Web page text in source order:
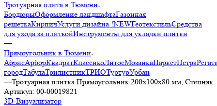
Тротуарная плита в Тюмени
БордюрыОформление ландшафтаГазонная
решеткаКирпичУслуги дизайна !NEWГеотекстильСредства
для ухода за плиткойИнструменты для укладки плитки
—
Прямоугольник в Тюмени
АбрисАрборКвадратКлассикоЛитосМозаикаПаркетПетра
городТабулаТрилистникТРИОТуртурУрбан
—Тротуарная плитка Прямоугольник 200х100х80 мм, Степняк
Артикул: 00-00019821
3D-Визуализатор